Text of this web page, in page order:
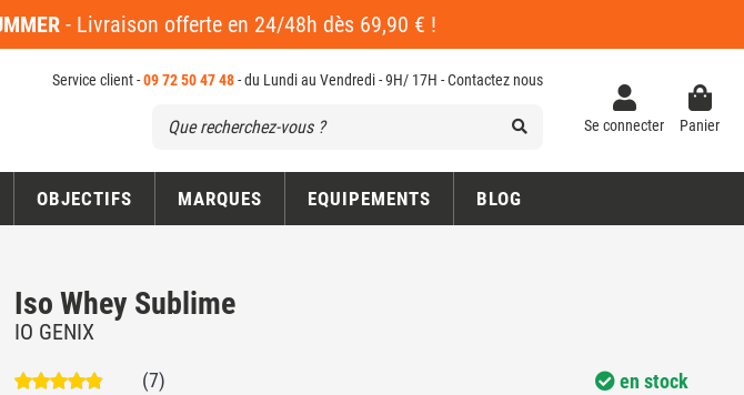
- Livraison offerte en 24/48h dès 69,90 € !
Service client -09 72 50 47 48- du Lundi au Vendredi - 9H/ 17H -Contactez nous
Se connecter Panier
OBJECTIFS MARQUES EQUIPEMENTS BLOG
Iso Whey Sublime
IO GENIX
(7) en stock